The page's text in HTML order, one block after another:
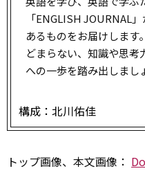
「ENGLISH JOURNAL
あるものをお届けします
どまらない、知識や思考
への一歩を踏み出しまし
構成：北川佑佳
トップ画像、本文画像：